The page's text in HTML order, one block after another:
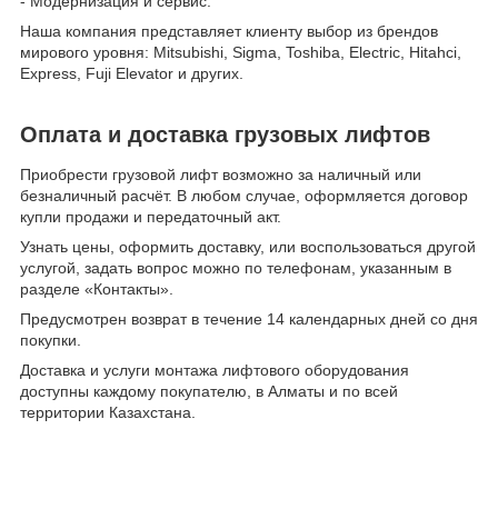
Наша компания представляет клиенту выбор из брендов
мирового уровня: Mitsubishi, Sigma, Toshiba, Electric, Hitahci,
Express, Fuji Elevator и других.
Оплата и доставка грузовых лифтов
Приобрести грузовой лифт возможно за наличный или
безналичный расчёт. В любом случае, оформляется договор
купли продажи и передаточный акт.
Узнать цены, оформить доставку, или воспользоваться другой
услугой, задать вопрос можно по телефонам, указанным в
разделе «Контакты».
Предусмотрен возврат в течение 14 календарных дней со дня
покупки.
Доставка и услуги монтажа лифтового оборудования
доступны каждому покупателю, в Алматы и по всей
территории Казахстана.